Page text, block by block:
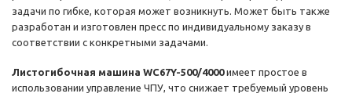
задачи по гибке, которая может возникнуть. Может быть также
разработан и изготовлен пресс по индивидуальному заказу в
соответствии с конкретными задачами.
Листогибочная машина WC67Y-500/4000имеет простое в
использовании управление ЧПУ, что снижает требуемый уровень